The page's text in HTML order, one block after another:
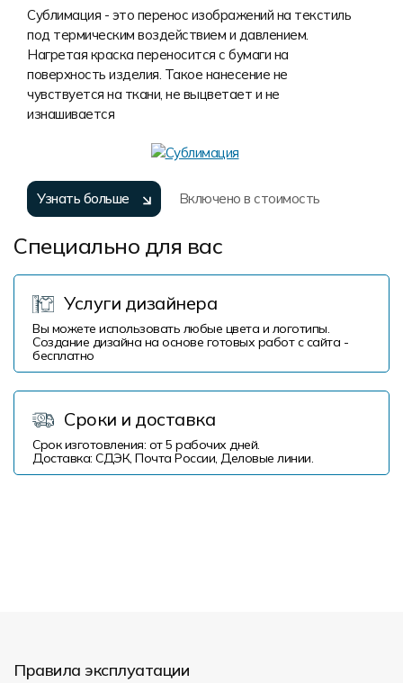
Сублимация - это перенос изображений на текстиль
под термическим воздействием и давлением.
Нагретая краска переносится с бумаги на
поверхность изделия. Такое нанесение не
чувствуется на ткани, не выцветает и не
изнашивается
Узнать больше Включено в стоимость
Специально для вас
Услуги дизайнера
Вы можете использовать любые цвета и логотипы.
Создание дизайна на основе готовых работ с сайта -
бесплатно
Сроки и доставка
Срок изготовления: от 5 рабочих дней.
Доставка: СДЭК, Почта России, Деловые линии.
Правила эксплуатации